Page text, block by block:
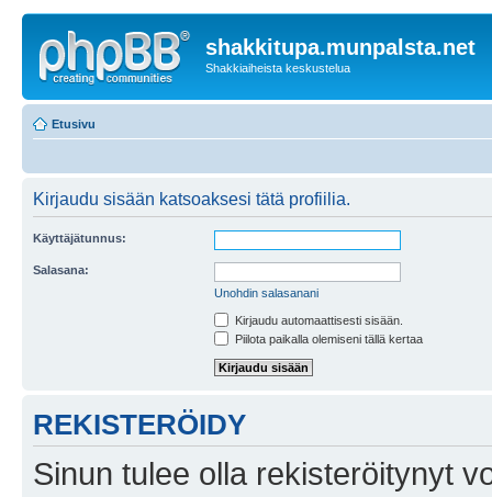
shakkitupa.munpalsta.net
Shakkiaiheista keskustelua
Etusivu
Kirjaudu sisään katsoaksesi tätä profiilia.
Käyttäjätunnus:
Salasana:
Unohdin salasanani
Kirjaudu automaattisesti sisään.
Piilota paikalla olemiseni tällä kertaa
REKISTERÖIDY
Sinun tulee olla rekisteröitynyt